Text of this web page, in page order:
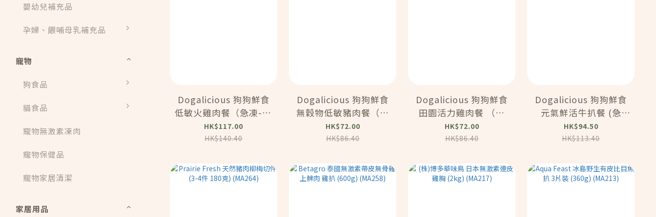
嬰幼兒補充品
孕婦、餵哺母乳補充品
寵物
狗食品
貓食品
寵物無激素凍肉
寵物保健品
寵物家居清潔
家居用品
Dogalicious 狗狗鮮食
低敏火雞肉餐（急凍-18
度）(5 x 50g) (PF104)
HK$117.00
HK$140.40
Dogalicious 狗狗鮮食
無穀物低敏豬肉餐（急
凍-18度）(5 x 50g)
(PF103)
HK$72.00
HK$86.40
Dogalicious 狗狗鮮食
田園活力雞肉餐 （急
凍-18度）(5 x 50g)
(PF102)
HK$72.00
HK$86.40
Dogalicious 狗狗鮮食
元氣鮮活牛扒餐 (急
凍-18度）(5 x 50g)
(PF101)
HK$94.50
HK$113.40